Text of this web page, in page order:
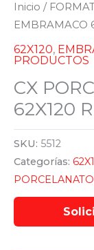
Inicio /
EMBRAMACO
62X120,
PRODUCTOS
CX
62X120
SKU: 5512
Categorías:
PORCELANATO